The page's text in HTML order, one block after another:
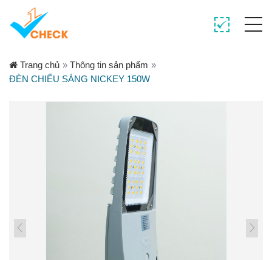
Trang chủ » Thông tin sản phẩm »
ĐÈN CHIẾU SÁNG NICKEY 150W